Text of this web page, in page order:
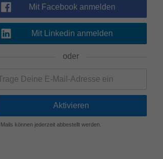
Mit Facebook anmelden
Mit Linkedin anmelden
oder
können jederzeit abbestellt werden.